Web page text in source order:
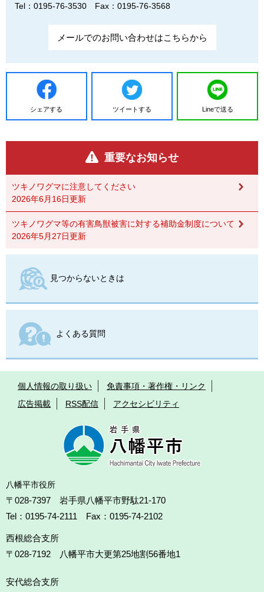
Tel：0195-76-3530
Fax：0195-76-3568
メールでのお問い合わせはこちらから
シェアする ツイートする Lineで送る
重要なお知らせ
ツキノワグマに注意してください
2026年6月16日更新
ツキノワグマ等の有害鳥獣被害に対する補助金制度について
2026年5月27日更新
見つからないときは
よくある質問
個人情報の取り扱い
免責事項・著作権・リンク
広告掲載
RSS配信 アクセシビリティ
八幡平市役所
〒028-7397 岩手県八幡平市野駄21-170
Tel：0195-74-2111 Fax：0195-74-2102
西根総合支所
〒028-7192
八幡平市大更第25地割56番地1
安代総合支所